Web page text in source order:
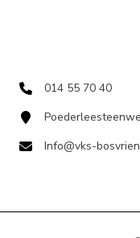
014 55 70 40
Info@vks-